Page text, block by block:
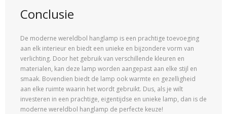
Conclusie
De moderne wereldbol hanglamp is een prachtige toevoeging
aan elk interieur en biedt een unieke en bijzondere vorm van
verlichting. Door het gebruik van verschillende kleuren en
materialen, kan deze lamp worden aangepast aan elke stijl en
smaak. Bovendien biedt de lamp ook warmte en gezelligheid
aan elke ruimte waarin het wordt gebruikt. Dus, als je wilt
investeren in een prachtige, eigentijdse en unieke lamp, dan is de
moderne wereldbol hanglamp de perfecte keuze!